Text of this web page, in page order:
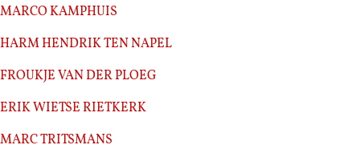
Marco Kamphuis
Harm Hendrik Ten Napel
Froukje van der Ploeg
Erik Wietse Rietkerk
Marc Tritsmans